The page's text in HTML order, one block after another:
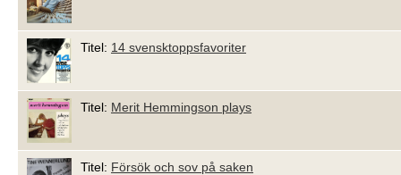
Titel: 14 svensktoppsfavoriter
Titel: Merit Hemmingson plays
Titel: Försök och sov på saken